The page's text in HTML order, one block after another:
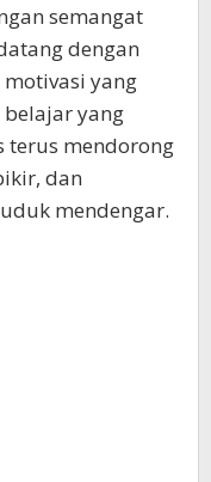
semangat
dengan
yang
yang
terus mendorong
dan
mendengar.